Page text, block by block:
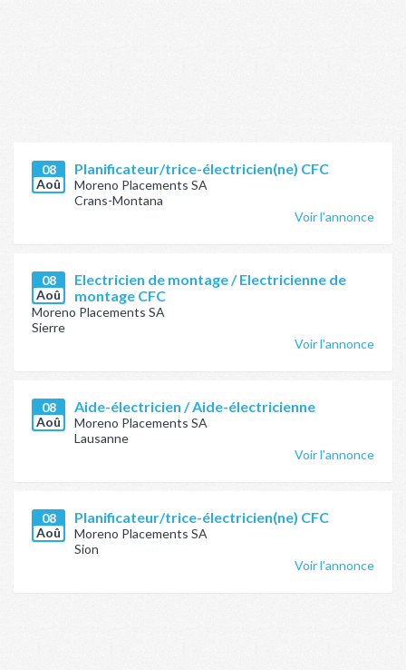
08
Aoû
Planificateur/trice-électricien(ne) CFC
Moreno Placements SA
Crans-Montana
Voir l'annonce
08
Aoû
Electricien de montage / Electricienne de
montage CFC
Moreno Placements SA
Sierre
Voir l'annonce
08
Aoû
Aide-électricien / Aide-électricienne
Moreno Placements SA
Lausanne
Voir l'annonce
08
Aoû
Planificateur/trice-électricien(ne) CFC
Moreno Placements SA
Sion
Voir l'annonce